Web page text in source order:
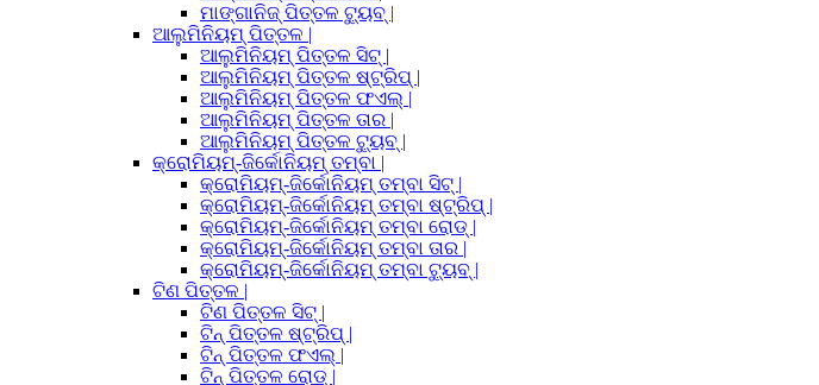
ମାଙ୍ଗାନିଜ୍ ପିତ୍ତଳ ଟ୍ୟୁବ୍ |
ଆଲୁମିନିୟମ୍ ପିତ୍ତଳ |
ଆଲୁମିନିୟମ୍ ପିତ୍ତଳ ସିଟ୍ |
ଆଲୁମିନିୟମ୍ ପିତ୍ତଳ ଷ୍ଟ୍ରିପ୍ |
ଆଲୁମିନିୟମ୍ ପିତ୍ତଳ ଫଏଲ୍ |
ଆଲୁମିନିୟମ୍ ପିତ୍ତଳ ତାର |
ଆଲୁମିନିୟମ୍ ପିତ୍ତଳ ଟ୍ୟୁବ୍ |
କ୍ରୋମିୟମ୍-ଜିର୍କୋନିୟମ୍ ତମ୍ବା |
କ୍ରୋମିୟମ୍-ଜିର୍କୋନିୟମ୍ ତମ୍ବା ସିଟ୍ |
କ୍ରୋମିୟମ୍-ଜିର୍କୋନିୟମ୍ ତମ୍ବା ଷ୍ଟ୍ରିପ୍ |
କ୍ରୋମିୟମ୍-ଜିର୍କୋନିୟମ୍ ତମ୍ବା ରୋଡ୍ |
କ୍ରୋମିୟମ୍-ଜିର୍କୋନିୟମ୍ ତମ୍ବା ତାର |
କ୍ରୋମିୟମ୍-ଜିର୍କୋନିୟମ୍ ତମ୍ବା ଟ୍ୟୁବ୍ |
ଟିଣ ପିତ୍ତଳ |
ଟିଣ ପିତ୍ତଳ ସିଟ୍ |
ଟିନ୍ ପିତ୍ତଳ ଷ୍ଟ୍ରିପ୍ |
ଟିନ୍ ପିତ୍ତଳ ଫଏଲ୍ |
ଟିନ୍ ପିତ୍ତଳ ରୋଡ୍ |